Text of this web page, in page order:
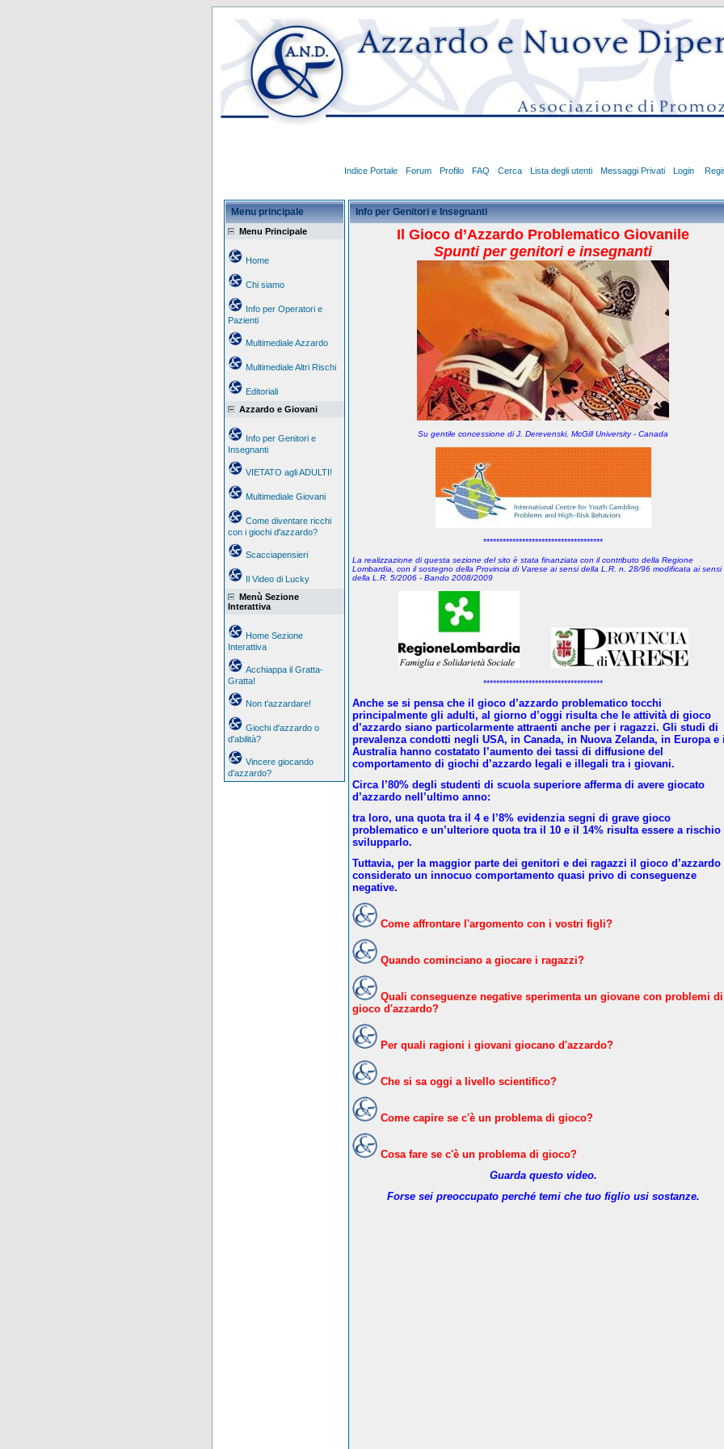
Indice Portale Forum Profilo FAQ Cerca Lista degli utenti Messaggi Privati Login
Menu principale
Menu Principale
Home
Chi siamo
Info per Operatori e
Pazienti
Multimediale Azzardo
Multimediale Altri Rischi
Editoriali
Azzardo e Giovani
Info per Genitori e
Insegnanti
VIETATO agli ADULTI!
Multimediale Giovani
Come diventare ricchi
con i giochi d'azzardo?
Scacciapensieri
Il Video di Lucky
Menù Sezione
Interattiva
Home Sezione
Interattiva
Acchiappa il Gratta-
Gratta!
Non t'azzardare!
Giochi d'azzardo o
d'abilità?
Vincere giocando
d'azzardo?
Info per Genitori e Insegnanti
Il Gioco d’Azzardo Problematico Giovanile
Spunti per genitori e insegnanti
Su gentile concessione di J. Derevenski, McGill University - Canada
*************************************
La realizzazione di questa sezione del sito è stata finanziata con il contributo della Regione
Lombardia, con il sostegno della Provincia di Varese ai sensi della L.R. n. 28/96 modificata ai sensi
della L.R. 5/2006 - Bando 2008/2009
*************************************
Anche se si pensa che il gioco d’azzardo problematico tocchi
principalmente gli adulti, al giorno d’oggi risulta che le attività di gioco
d’azzardo siano particolarmente attraenti anche per i ragazzi. Gli studi di
prevalenza condotti negli USA, in Canada, in Nuova Zelanda, in Europa e
Australia hanno costatato l’aumento dei tassi di diffusione del
comportamento di giochi d’azzardo legali e illegali tra i giovani.
Circa l’80% degli studenti di scuola superiore afferma di avere giocato
d’azzardo nell’ultimo anno:
tra loro, una quota tra il 4 e l’8% evidenzia segni di grave gioco
problematico e un’ulteriore quota tra il 10 e il 14% risulta essere a rischio
svilupparlo.
Tuttavia, per la maggior parte dei genitori e dei ragazzi il gioco d’azzardo
considerato un innocuo comportamento quasi privo di conseguenze
negative.
Come affrontare l'argomento con i vostri figli?
Quando cominciano a giocare i ragazzi?
Quali conseguenze negative sperimenta un giovane con problemi di
gioco d'azzardo?
Per quali ragioni i giovani giocano d'azzardo?
Che si sa oggi a livello scientifico?
Come capire se c'è un problema di gioco?
Cosa fare se c'è un problema di gioco?
Guarda questo video.
Forse sei preoccupato perché temi che tuo figlio usi sostanze.